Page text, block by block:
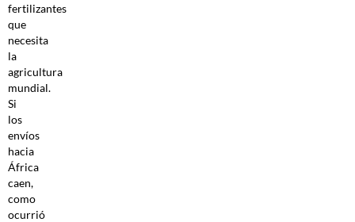
fertilizantes
que
necesita
la
agricultura
mundial.
Si
los
envíos
hacia
África
caen,
como
ocurrió